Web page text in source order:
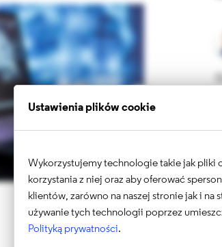
Ustawienia plików cookie
Wykorzystujemy technologie takie jak pliki
korzystania z niej oraz aby oferować
klientów, zarówno na naszej stronie jak i
używanie tych technologii poprzez
Polityką prywatności.